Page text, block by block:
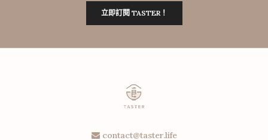
立即訂閱 TASTER！
contact@taster.life